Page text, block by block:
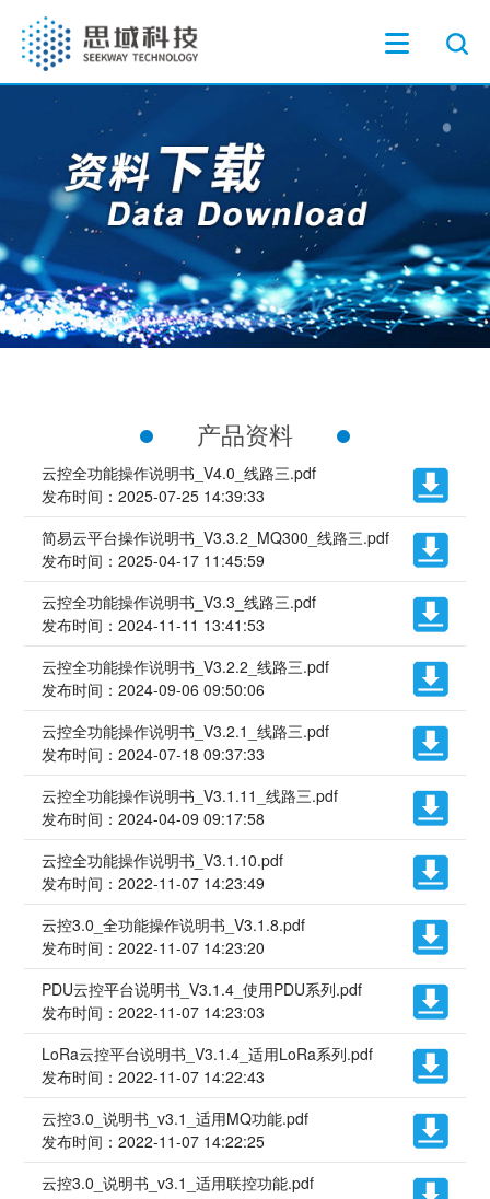
产品资料
云控全功能操作说明书_V4.0_线路三.pdf
发布时间：2025-07-25 14:39:33
简易云平台操作说明书_V3.3.2_MQ300_线路三.pdf
发布时间：2025-04-17 11:45:59
云控全功能操作说明书_V3.3_线路三.pdf
发布时间：2024-11-11 13:41:53
云控全功能操作说明书_V3.2.2_线路三.pdf
发布时间：2024-09-06 09:50:06
云控全功能操作说明书_V3.2.1_线路三.pdf
发布时间：2024-07-18 09:37:33
云控全功能操作说明书_V3.1.11_线路三.pdf
发布时间：2024-04-09 09:17:58
云控全功能操作说明书_V3.1.10.pdf
发布时间：2022-11-07 14:23:49
云控3.0_全功能操作说明书_V3.1.8.pdf
发布时间：2022-11-07 14:23:20
PDU云控平台说明书_V3.1.4_使用PDU系列.pdf
发布时间：2022-11-07 14:23:03
LoRa云控平台说明书_V3.1.4_适用LoRa系列.pdf
发布时间：2022-11-07 14:22:43
云控3.0_说明书_v3.1_适用MQ功能.pdf
发布时间：2022-11-07 14:22:25
云控3.0_说明书_v3.1_适用联控功能.pdf